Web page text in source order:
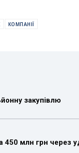
КОМПАНІЇ
закупівлю
450 млн грн через